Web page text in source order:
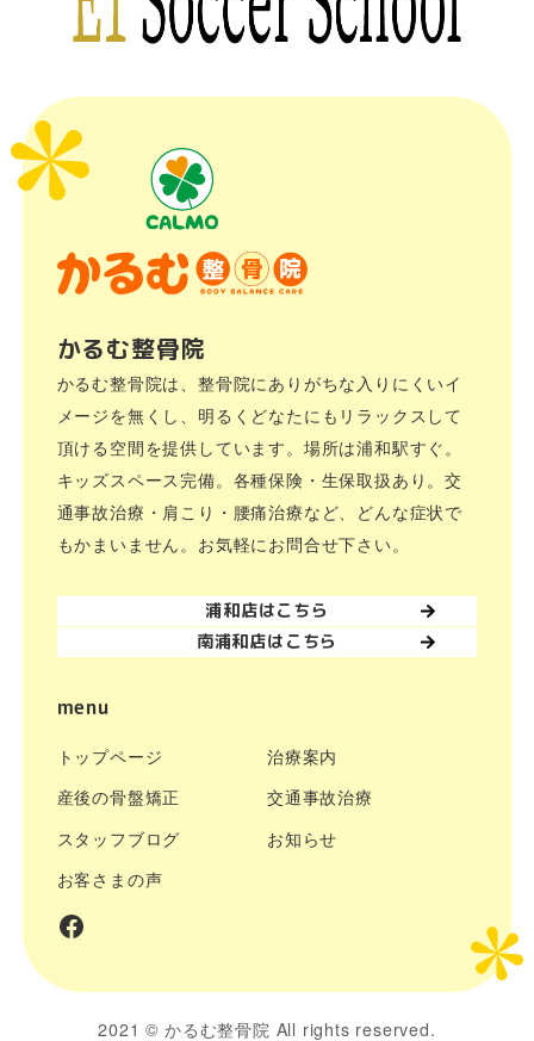
かるむ整骨院
かるむ整骨院は、整骨院にありがちな入りにくいイ
メージを無くし、明るくどなたにもリラックスして
頂ける空間を提供しています。場所は浦和駅すぐ。
キッズスペース完備。各種保険・生保取扱あり。交
通事故治療・肩こり・腰痛治療など、どんな症状で
もかまいません。お気軽にお問合せ下さい。
浦和店はこちら
南浦和店はこちら
menu
トップページ
産後の骨盤矯正
スタッフブログ
お客さまの声
facebook
治療案内
交通事故治療
お知らせ
2021 © かるむ整骨院 All rights reserved.